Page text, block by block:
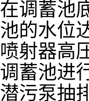
在调蓄池
池的水位
喷射器高
调蓄池进
潜污泵抽